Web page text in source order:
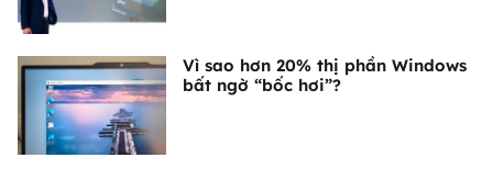
Vì sao hơn 20% thị phần Windows
bất ngờ “bốc hơi”?